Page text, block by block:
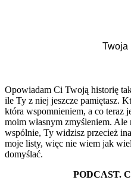
Opowiadam Ci Twoją historię
ile Ty z niej jeszcze pamiętasz.
która wspomnieniem, a co teraz
moim własnym zmyśleniem.
wspólnie, Ty widzisz przecież
moje listy, więc nie wiem jak
domyślać.
PODCAST.